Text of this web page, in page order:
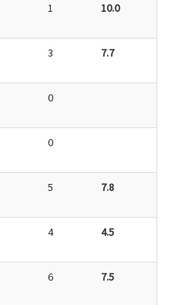
1 10.0
3 7.7
0
0
5 7.8
4 4.5
6 7.5